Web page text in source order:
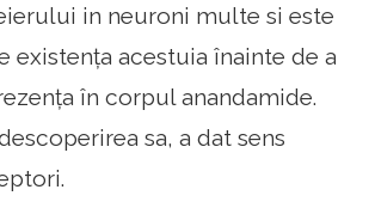
in neuroni multe si este
existența acestuia înainte de a
în corpul anandamide.
sa, a dat sens